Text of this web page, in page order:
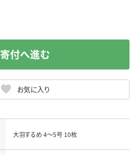
お気に入り
寄付へ進む
大羽するめ 4～5号 10枚